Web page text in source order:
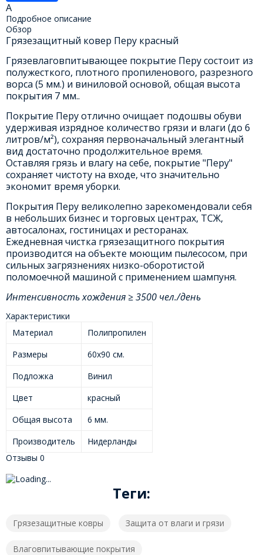
A
Подробное описание
Обзор
Грязезащитный ковер Перу красный
Грязевлаговпитывающее покрытие Перу состоит из
полужесткого, плотного пропиленового, разрезного
ворса (5 мм.) и виниловой основой, общая высота
покрытия 7 мм..
Покрытие Перу отлично очищает подошвы обуви
удерживая изрядное количество грязи и влаги (до 6
литров/м²), сохраняя первоначальный элегантный
вид достаточно продолжительное время.
Оставляя грязь и влагу на себе, покрытие "Перу"
сохраняет чистоту на входе, что значительно
экономит время уборки.
Покрытия Перу великолепно зарекомендовали себя
в небольших бизнес и торговых центрах, ТСЖ,
автосалонах, гостиницах и ресторанах.
Ежедневная чистка грязезащитного покрытия
производится на объекте моющим пылесосом, при
сильных загрязнениях низко-оборотистой
поломоечной машиной с применением шампуня.
Интенсивность хождения ≥ 3500 чел./день
Характеристики
Материал
Полипропилен
Размеры
60x90 см.
Подложка
Винил
Цвет
красный
Общая высота
6 мм.
Производитель
Нидерланды
Отзывы 0
Теги:
Грязезащитные ковры Защита от влаги и грязи
Влаговпитывающие покрытия